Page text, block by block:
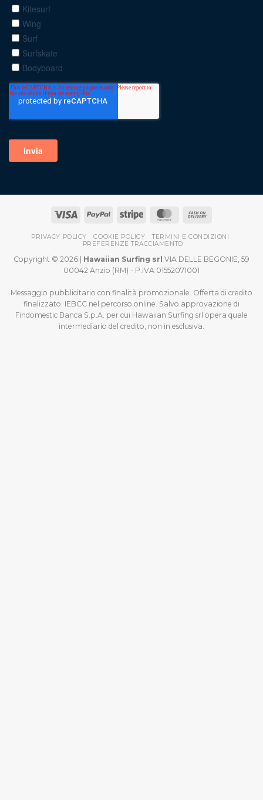
PRIVACY POLICY COOKIE POLICY
TERMINI E CONDIZIONI
PREFERENZE TRACCIAMENTO
Copyright © 2026 | Hawaiian Surfing srl VIA DELLE BEGONIE, 59
00042 Anzio (RM) - P.IVA 01552071001
Messaggio pubblicitario con finalità promozionale. Offerta di credito
finalizzato. IEBCC nel percorso online. Salvo approvazione di
Findomestic Banca S.p.A. per cui Hawaiian Surfing srl opera quale
intermediario del credito, non in esclusiva.